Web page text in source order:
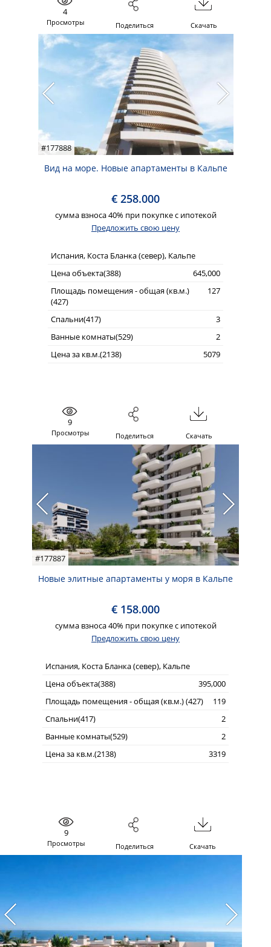
4
Просмотры Поделиться Скачать
#177888
Вид на море. Новые апартаменты в Кальпе
€ 258.000
сумма взноса 40% при покупке с ипотекой
Предложить свою цену
Испания, Коста Бланка (север), Кальпе
Цена объекта(388)
645,000
Площадь помещения - общая (кв.м.)
(427)
127
Спальни(417)
3
Ванные комнаты(529)
2
Цена за кв.м.(2138)
5079
9
Просмотры Поделиться Скачать
#177887
Новые элитные апартаменты у моря в Кальпе
€ 158.000
сумма взноса 40% при покупке с ипотекой
Предложить свою цену
Испания, Коста Бланка (север), Кальпе
Цена объекта(388)
395,000
Площадь помещения - общая (кв.м.) (427)
119
Спальни(417)
2
Ванные комнаты(529)
2
Цена за кв.м.(2138)
3319
9
Просмотры Поделиться Скачать